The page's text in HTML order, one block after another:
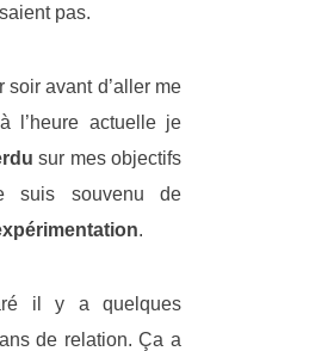
pas.
soir avant d’aller me
l’heure actuelle je
sur mes objectifs
souvenu de
.
il y a quelques
de relation. Ça a